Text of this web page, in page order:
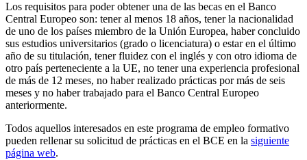
Los requisitos para poder obtener una de las becas en el Banco
Central Europeo son: tener al menos 18 años, tener la nacionalidad
de uno de los países miembro de la Unión Europea, haber concluido
sus estudios universitarios (grado o licenciatura) o estar en el último
año de su titulación, tener fluidez con el inglés y con otro idioma de
otro país perteneciente a la UE, no tener una experiencia profesional
de más de 12 meses, no haber realizado prácticas por más de seis
meses y no haber trabajado para el Banco Central Europeo
anteriormente.
Todos aquellos interesados en este programa de empleo formativo
pueden rellenar su solicitud de prácticas en el BCE en la siguiente
página web.